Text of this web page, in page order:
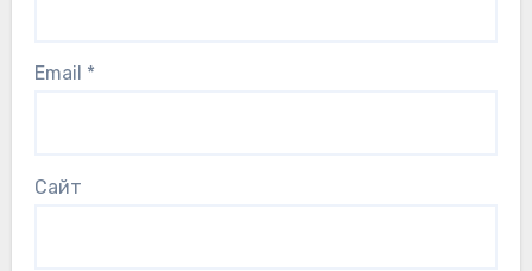
Email *
Сайт